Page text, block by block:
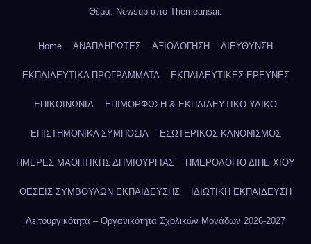
Θέμα: Newsup από Themeansar.
Home ΑΝΑΠΛΗΡΩΤΕΣ ΑΞΙΟΛΟΓΗΣΗ ΔΙΕΥΘΥΝΣΗ
ΕΚΠΑΙΔΕΥΤΙΚΑ ΠΡΟΓΡΑΜΜΑΤΑ ΕΚΠΑΙΔΕΥΤΙΚΕΣ ΕΡΕΥΝΕΣ
ΕΠΙΚΟΙΝΩΝΙΑ ΕΠΙΜΟΡΦΩΣΗ & ΕΚΠΑΙΔΕΥΤΙΚΟ ΥΛΙΚΟ
ΕΠΙΣΤΗΜΟΝΙΚΑ ΣΥΜΠΟΣΙΑ ΕΣΩΤΕΡΙΚΟΣ ΚΑΝΟΝΙΣΜΟΣ
ΗΜΕΡΕΣ ΜΑΘΗΤΙΚΗΣ ΔΗΜΙΟΥΡΓΙΑΣ ΗΜΕΡΟΛΟΓΙΟ ΔΙΠΕ ΧΙΟΥ
ΘΕΣΕΙΣ ΣΥΜΒΟΥΛΩΝ ΕΚΠΑΙΔΕΥΣΗΣ ΙΔΙΩΤΙΚΗ ΕΚΠΑΙΔΕΥΣΗ
Λειτουργικότητα – Οργανικότητα Σχολικών Μονάδων 2026-2027